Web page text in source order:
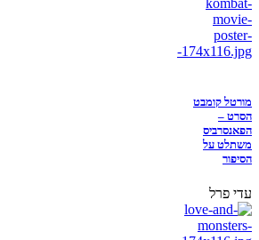
מורטל קומבט
הסרט –
הפאנסרביס
משתלט על
הסיפור
עדי פרל